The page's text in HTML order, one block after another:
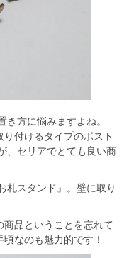
方に悩みますよね。
付けるタイプのポスト
、セリアでとても良い商
札スタンド』。壁に取り
品ということを忘れて
なのも魅力的です！